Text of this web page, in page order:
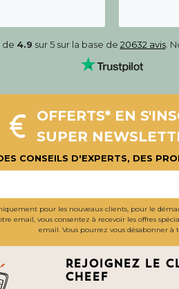
de 4.9 sur 5 sur la base de 20632 avis.
OFFERTS* EN
SUPER
CONSEILS D'EXPERTS, DES
pour les nouveaux clients, pour le
email, vous consentez à recevoir les offres
email. Vous pourrez vous désabonner
Rejoignez le
cheef